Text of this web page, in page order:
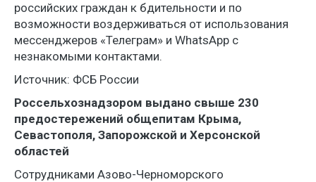
российских граждан к бдительности и по
возможности воздерживаться от использования
мессенджеров «Телеграм» и WhatsApp с
незнакомыми контактами.
Источник: ФСБ России
Россельхознадзором выдано свыше 230
предостережений общепитам Крыма,
Севастополя, Запорожской и Херсонской
областей
Сотрудниками Азово-Черноморского